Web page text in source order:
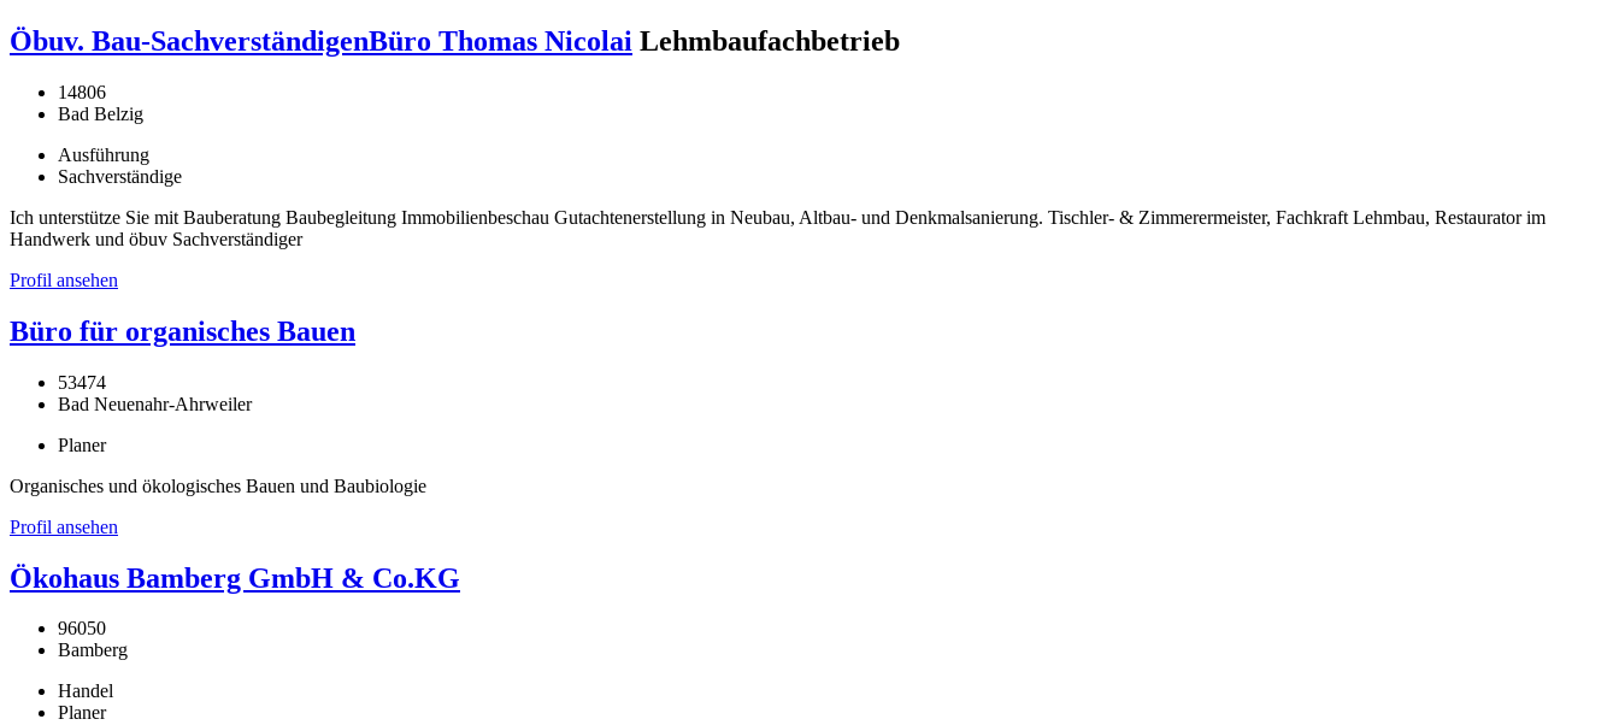
Öbuv. Bau-SachverständigenBüro Thomas Nicolai Lehmbaufachbetrieb
14806
Bad Belzig
Ausführung
Sachverständige
Ich unterstütze Sie mit Bauberatung Baubegleitung Immobilienbeschau Gutachtenerstellung in Neubau, Altbau- und Denkmalsanierung. Tischler- & Zimmerermeister, Fachkraft Lehmbau, Restaurator im
Handwerk und öbuv Sachverständiger
Profil ansehen
Büro für organisches Bauen
53474
Bad Neuenahr-Ahrweiler
Planer
Organisches und ökologisches Bauen und Baubiologie
Profil ansehen
Ökohaus Bamberg GmbH & Co.KG
96050
Bamberg
Handel
Planer